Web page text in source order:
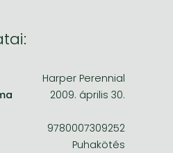
Harper Perennial
2009. április 30.
9780007309252
Puhakötés